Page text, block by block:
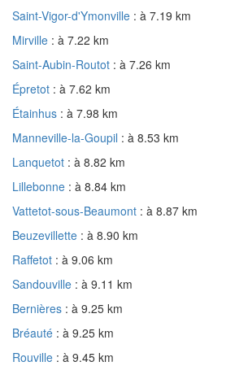
Saint-Vigor-d'Ymonville : à 7.19 km
Mirville : à 7.22 km
Saint-Aubin-Routot : à 7.26 km
Épretot : à 7.62 km
Étainhus : à 7.98 km
Manneville-la-Goupil : à 8.53 km
Lanquetot : à 8.82 km
Lillebonne : à 8.84 km
Vattetot-sous-Beaumont : à 8.87 km
Beuzevillette : à 8.90 km
Raffetot : à 9.06 km
Sandouville : à 9.11 km
Bernières : à 9.25 km
Bréauté : à 9.25 km
Rouville : à 9.45 km